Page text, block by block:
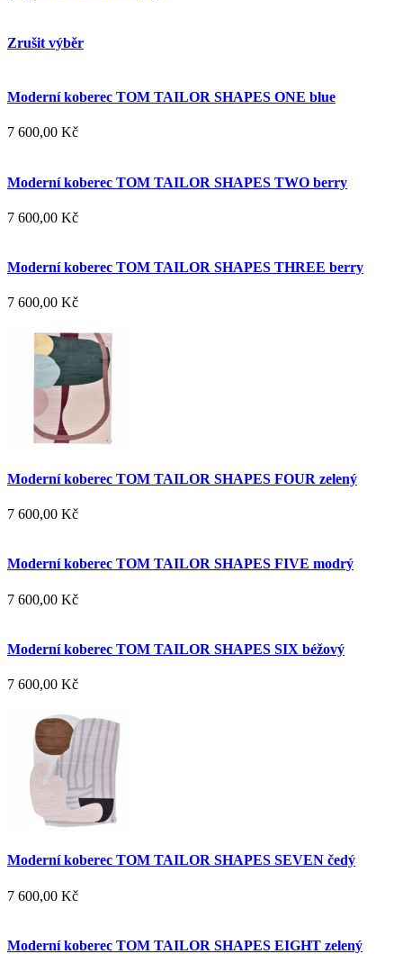
Zrušit výběr
Moderní koberec TOM TAILOR SHAPES ONE blue
7 600,00 Kč
Moderní koberec TOM TAILOR SHAPES TWO berry
7 600,00 Kč
Moderní koberec TOM TAILOR SHAPES THREE berry
7 600,00 Kč
Moderní koberec TOM TAILOR SHAPES FOUR zelený
7 600,00 Kč
Moderní koberec TOM TAILOR SHAPES FIVE modrý
7 600,00 Kč
Moderní koberec TOM TAILOR SHAPES SIX béžový
7 600,00 Kč
Moderní koberec TOM TAILOR SHAPES SEVEN čedý
7 600,00 Kč
Moderní koberec TOM TAILOR SHAPES EIGHT zelený